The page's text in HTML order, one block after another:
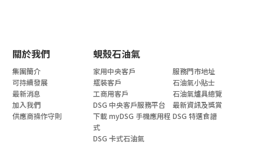
關於我們 蜆殼石油氣
集團簡介
可持續發展
最新消息
加入我們
供應商操作守則
家用中央客戶
瓶裝客戶
工商用客戶
DSG 中央客戶服務平台
下載 myDSG 手機應用程
式
DSG 卡式石油氣
服務門市地址
石油氣小貼士
石油氣爐具總覽
最新資訊及獎賞
DSG 特選食譜